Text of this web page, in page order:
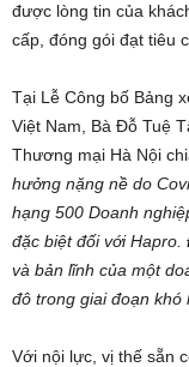
được lòng tin của
cấp, đóng gói đạt tiêu
Tại Lễ Công bố Bảng
Việt Nam, Bà Đỗ Tuệ
Thương mại Hà Nội
hưởng nặng nề do C
hạng 500 Doanh
đặc biệt đối vớiHapro
và bản lĩnh của một
đô trong giai đoạn khó
Với nội lực, vị thế sẵn